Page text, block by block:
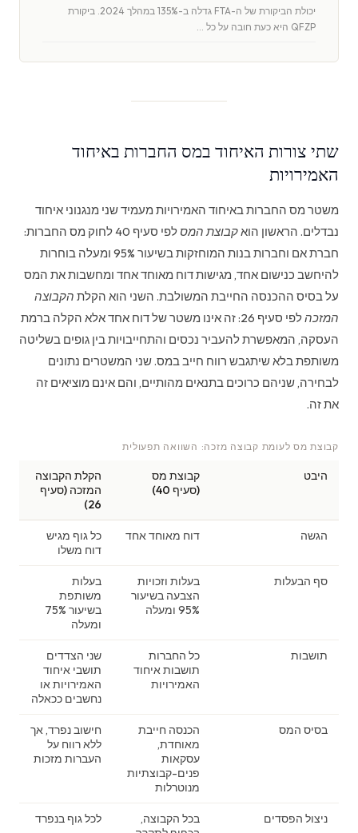
יכולת הביקורת של ה-FTA גדלה ב-135% במהלך 2024. ביקורת
QFZP היא כעת חובה על כל …
שתי צורות האיחוד במס החברות באיחוד
האמירויות
משטר מס החברות באיחוד האמירויות מעמיד שני מנגנוני איחוד
נבדלים. הראשון הואקבוצת המס
לפי סעיף 40 לחוק מס החברות:
חברת אם וחברות בנות המוחזקות בשיעור 95% ומעלה בוחרות
להיחשב כנישום אחד, מגישות דוח מאוחד אחד ומחשבות את המס
על בסיס ההכנסה החייבת המשולבת. השני הוא הקלת הקבוצה
המזכה
לפי סעיף 26: זה אינו משטר של דוח אחד אלא הקלה ברמת
העסקה, המאפשרת להעביר נכסים והתחייבויות בין גופים בשליטה
משותפת בלא שיתגבש רווח חייב במס. שני המשטרים נתונים
לבחירה, שניהם כרוכים בתנאים מהותיים, והם אינם מוציאים זה
את זה.
קבוצת מס לעומת קבוצה מזכה: השוואה תפעולית
היבט
קבוצת מס
(סעיף 40)
הקלת הקבוצה
המזכה (סעיף
26)
הגשה דוח מאוחד אחד
כל גוף מגיש
דוח משלו
סף הבעלות
בעלות וזכויות
הצבעה בשיעור
95% ומעלה
בעלות
משותפת
בשיעור 75%
ומעלה
תושבות
כל החברות
תושבות איחוד
האמירויות
שני הצדדים
תושבי איחוד
האמירויות או
נחשבים ככאלה
בסיס המס
הכנסה חייבת
מאוחדת,
עסקאות
פנים-קבוצתיות
מנוטרלות
חישוב נפרד, אך
ללא רווח על
העברות מזכות
ניצול הפסדים
בכל הקבוצה,
לכל גוף בנפרד